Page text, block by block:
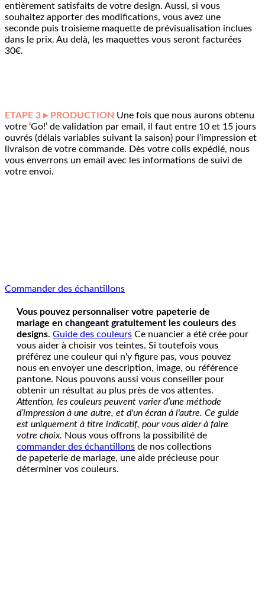
entièrement satisfaits de votre design. Aussi, si vous
souhaitez apporter des modifications, vous avez une
seconde puis troisieme maquette de prévisualisation inclues
dans le prix. Au delà, les maquettes vous seront facturées
30€.
ETAPE 3 ▸ PRODUCTION Une fois que nous aurons obtenu
votre ‘Go!’ de validation par email, il faut entre 10 et 15 jours
ouvrés (délais variables suivant la saison) pour l’impression et
livraison de votre commande. Dès votre colis expédié, nous
vous enverrons un email avec les informations de suivi de
votre envoi.
Commander des échantillons
Vous pouvez personnaliser votre papeterie de
mariage en changeant gratuitement les couleurs des
designs. Guide des couleurs Ce nuancier a été crée pour
vous aider à choisir vos teintes. Si toutefois vous
préférez une couleur qui n'y figure pas, vous pouvez
nous en envoyer une description, image, ou référence
pantone. Nous pouvons aussi vous conseiller pour
obtenir un résultat au plus près de vos attentes.
Attention, les couleurs peuvent varier d’une méthode
d’impression à une autre, et d'un écran à l'autre. Ce guide
est uniquement à titre indicatif, pour vous aider à faire
votre choix. Nous vous offrons la possibilité de
commander des échantillons de nos collections
de papeterie de mariage, une aide précieuse pour
déterminer vos couleurs.